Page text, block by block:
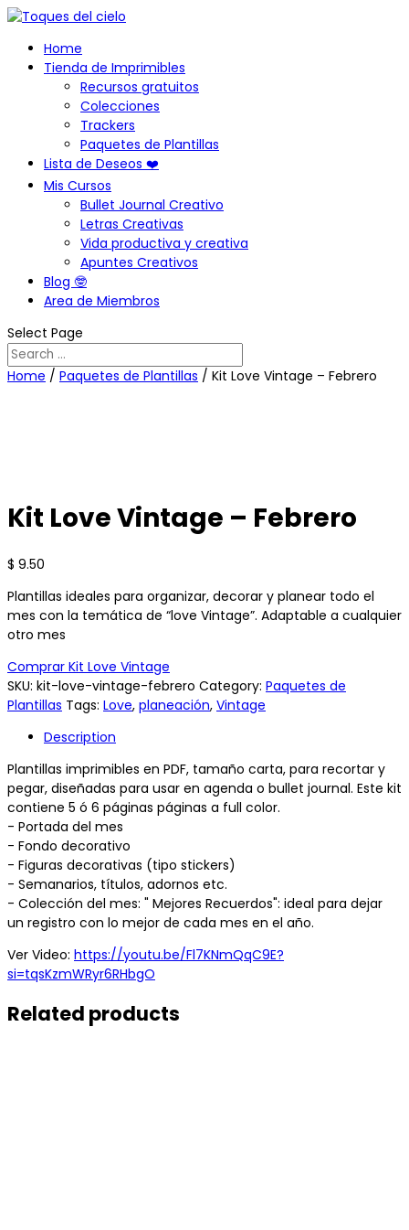
Home
Tienda de Imprimibles
Recursos gratuitos
Colecciones
Trackers
Paquetes de Plantillas
Lista de Deseos ❤️
Mis Cursos
Bullet Journal Creativo
Letras Creativas
Vida productiva y creativa
Apuntes Creativos
Blog 🤓
Area de Miembros
Select Page
Home / Paquetes de Plantillas / Kit Love Vintage – Febrero
Kit Love Vintage – Febrero
$ 9.50
Plantillas ideales para organizar, decorar y planear todo el
mes con la temática de “love Vintage”. Adaptable a cualquier
otro mes
Comprar Kit Love Vintage
SKU: kit-love-vintage-febrero Category: Paquetes de
Plantillas Tags: Love, planeación, Vintage
Description
Plantillas imprimibles en PDF, tamaño carta, para recortar y
pegar, diseñadas para usar en agenda o bullet journal. Este kit
contiene 5 ó 6 páginas páginas a full color.
- Portada del mes
- Fondo decorativo
- Figuras decorativas (tipo stickers)
- Semanarios, títulos, adornos etc.
- Colección del mes: " Mejores Recuerdos": ideal para dejar
un registro con lo mejor de cada mes en el año.
Ver Video: https://youtu.be/Fl7KNmQqC9E?
si=tqsKzmWRyr6RHbgO
Related products